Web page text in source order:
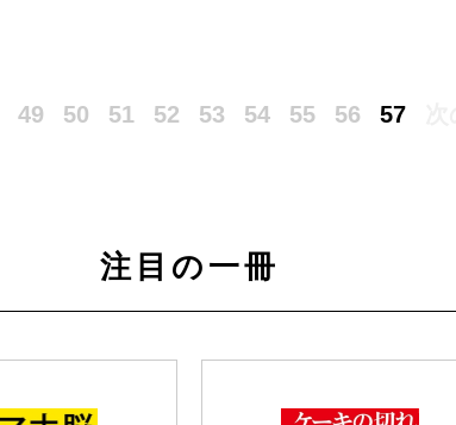
49 50 51 52 53 54 55 56 57
注目の一冊